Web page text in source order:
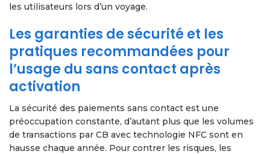
les utilisateurs lors d’un voyage.
Les garanties de sécurité et les
pratiques recommandées pour
l’usage du sans contact après
activation
La sécurité des paiements sans contact est une
préoccupation constante, d’autant plus que les volumes
de transactions par CB avec technologie NFC sont en
hausse chaque année. Pour contrer les risques, les